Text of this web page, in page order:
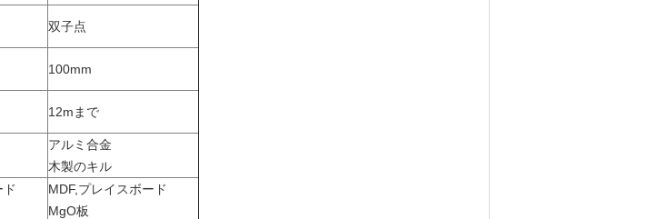
双子点
100mm
12mまで
アルミ合金
木製のキル
MDF,プレイスボード
MgO板